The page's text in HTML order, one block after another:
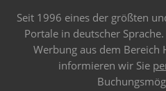
Seit 1996 eines der größten
Portale in deutscher
Werbung aus dem Bereich
informieren wir Sie